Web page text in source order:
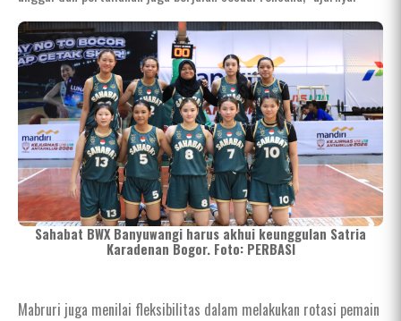
Sahabat BWX Banyuwangi harus akhui keunggulan Satria
Karadenan Bogor. Foto: PERBASI
Mabruri juga menilai fleksibilitas dalam melakukan rotasi pemain